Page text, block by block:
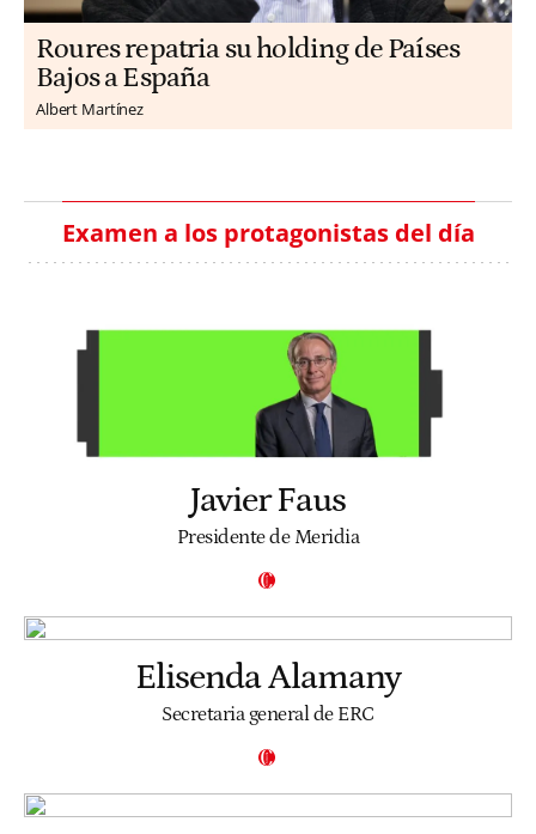
Roures repatria su holding de Países
Bajos a España
Albert Martínez
Examen a los protagonistas del día
Javier Faus
Presidente de Meridia
Elisenda Alamany
Secretaria general de ERC